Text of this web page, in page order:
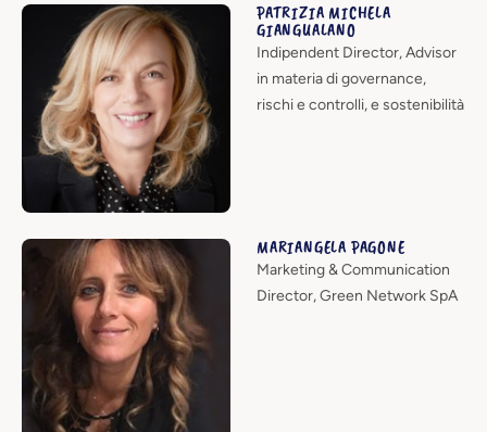
PATRIZIA MICHELA
GIANGUALANO
Indipendent Director, Advisor
in materia di governance,
rischi e controlli, e sostenibilità
MARIANGELA PAGONE
Marketing & Communication
Director, Green Network SpA